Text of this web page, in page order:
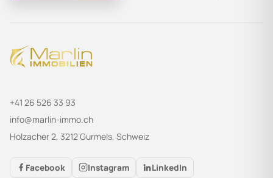
+41 26 526 33 93
info@marlin-immo.ch
Holzacher 2, 3212 Gurmels, Schweiz
Facebook Instagram LinkedIn